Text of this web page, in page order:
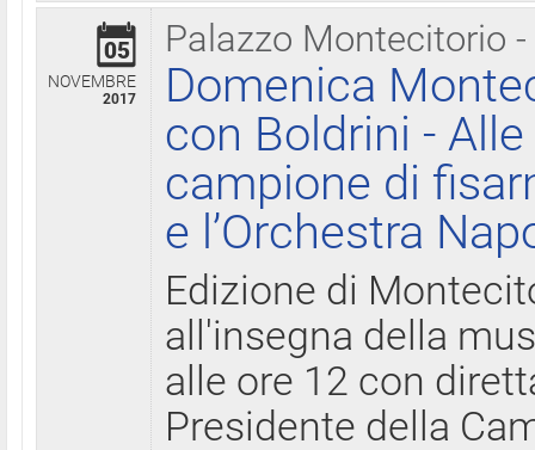
Palazzo Montecitorio
05
NOVEMBRE
2017
Domenica
con Boldrini -
campione di
e l’Orchestra
Edizione di
all'insegna della
alle ore 12 con
Presidente della